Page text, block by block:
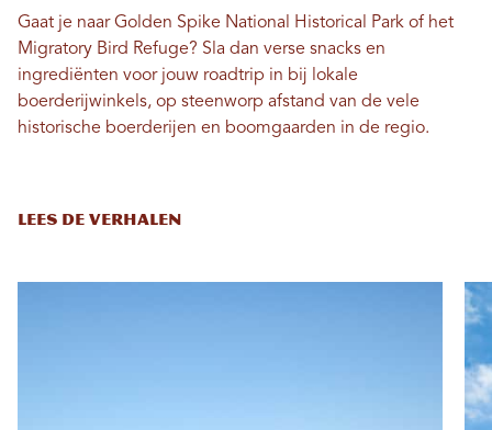
Gaat je naar Golden Spike National Historical Park of het
Migratory Bird Refuge? Sla dan verse snacks en
ingrediënten voor jouw roadtrip in bij lokale
boerderijwinkels, op steenworp afstand van de vele
historische boerderijen en boomgaarden in de regio.
LEES DE VERHALEN